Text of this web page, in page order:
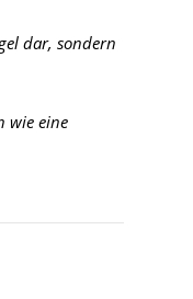
dar, sondern
wie eine